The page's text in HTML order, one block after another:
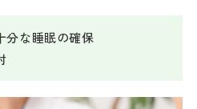
分な睡眠の確保